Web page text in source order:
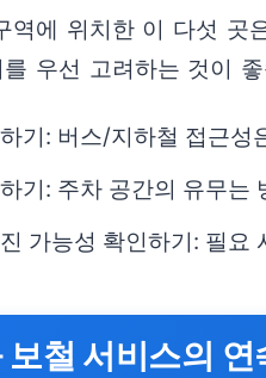
역에 위치한 이 다섯 곳
우선 고려하는 것이
기: 버스/지하철 접근성
기: 주차 공간의 유무는
가능성 확인하기: 필요
철 서비스의 연